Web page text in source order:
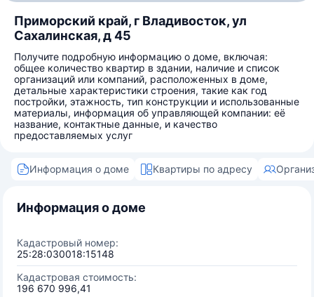
Приморский край, г Владивосток, ул
Сахалинская, д 45
Получите подробную информацию о доме, включая:
общее количество квартир в здании, наличие и список
организаций или компаний, расположенных в доме,
детальные характеристики строения, такие как год
постройки, этажность, тип конструкции и использованные
материалы, информация об управляющей компании: её
название, контактные данные, и качество
предоставляемых услуг
Информация о доме Квартиры по адресу
Информация о доме
Кадастровый номер:
25:28:030018:15148
Кадастровая стоимость:
196 670 996,41